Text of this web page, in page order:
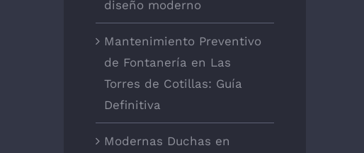
diseño moderno
Mantenimiento Preventivo
de Fontanería en Las
Torres de Cotillas: Guía
Definitiva
Modernas Duchas en